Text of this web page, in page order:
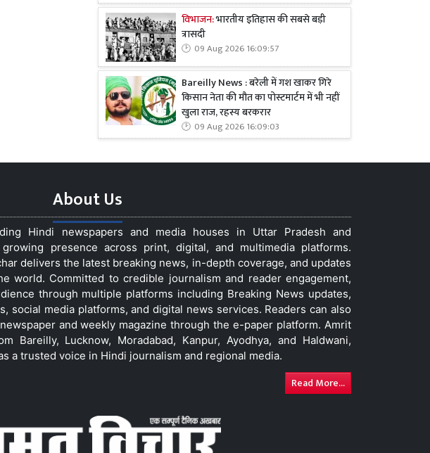
विभाजन:भारतीय इतिहास की सबसे बड़ी
त्रासदी
09 Aug 2026 16:09:57
Bareilly News : बरेली में गश खाकर गिरे
किसान नेता की मौत का पोस्टमार्टम में भी नहीं
खुला राज, रहस्य बरकरार
09 Aug 2026 16:09:03
About Us
Hindi newspapers and media houses in Uttar Pradesh and
presence across print, digital, and multimedia platforms.
delivers the latest breaking news, in-depth coverage, and updates
world. Committed to credible journalism and reader engagement,
through multiple platforms including Breaking News updates,
social media platforms, and digital news services. Readers can also
and weekly magazine through the e-paper platform. Amrit
Bareilly, Lucknow, Moradabad, Kanpur, Ayodhya, and Haldwani,
a trusted voice in Hindi journalism and regional media.
Read More...